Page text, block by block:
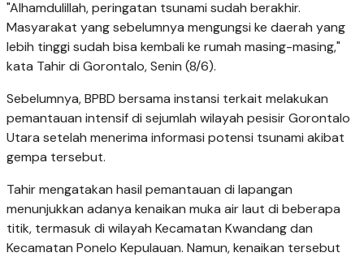
"Alhamdulillah, peringatan tsunami sudah berakhir.
Masyarakat yang sebelumnya mengungsi ke daerah yang
lebih tinggi sudah bisa kembali ke rumah masing-masing,"
kata Tahir di Gorontalo, Senin (8/6).
Sebelumnya, BPBD bersama instansi terkait melakukan
pemantauan intensif di sejumlah wilayah pesisir Gorontalo
Utara setelah menerima informasi potensi tsunami akibat
gempa tersebut.
Tahir mengatakan hasil pemantauan di lapangan
menunjukkan adanya kenaikan muka air laut di beberapa
titik, termasuk di wilayah Kecamatan Kwandang dan
Kecamatan Ponelo Kepulauan. Namun, kenaikan tersebut